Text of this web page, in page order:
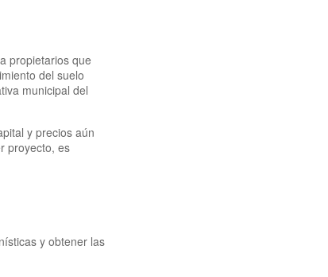
propietarios que
del suelo
municipal del
y precios aún
proyecto, es
y obtener las